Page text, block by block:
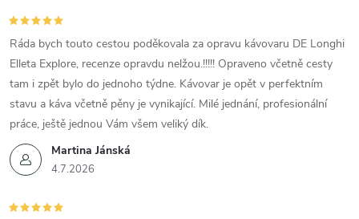
Martina Jánská
4.7.2026
Ráda bych touto cestou poděkovala za opravu kávovaru DE Longhi
Elleta Explore, recenze opravdu nelžou.!!!!! Opraveno včetně cesty
tam i zpět bylo do jednoho týdne. Kávovar je opět v perfektním
stavu a káva včetně pěny je vynikající. Milé jednání, profesionální
práce, ještě jednou Vám všem veliký dík.